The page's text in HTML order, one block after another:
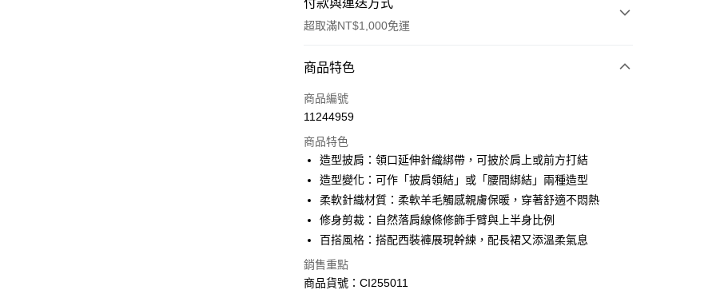
付款與運送方式
超取滿NT$1,000免運
付款方式
信用卡一次付款
3 期 0 利率 每期NT$330 21家銀行
合作金庫商業銀行
第一商業銀行
華南商業銀行
彰化商業銀行
國泰世華商業銀行
兆豐國際商業銀行
臺灣中小企業銀行
台中商業銀行
匯豐（台灣）商業銀行
聯邦商業銀行
6 期 0 利率 每期NT$165 21家銀行
合作金庫商業銀行
第一商業銀行
華南商業銀行
彰化商業銀行
上海商業儲蓄銀行
台北富邦商業銀行
臺灣中小企業銀行
匯豐（台灣）商業銀行
超商取貨付款
LINE Pay
Apple Pay
商品特色
商品編號
11244959
商品特色
造型披肩：領口延伸針織綁帶，可披於肩上或前方打結
造型變化：可作「披肩領結」或「腰間綁結」兩種造型
柔軟針織材質：柔軟羊毛觸感親膚保暖，穿著舒適不悶熱
修身剪裁：自然落肩線條修飾手臂與上半身比例
百搭風格：搭配西裝褲展現幹練，配長裙又添溫柔氣息
銷售重點
商品貨號：CI255011